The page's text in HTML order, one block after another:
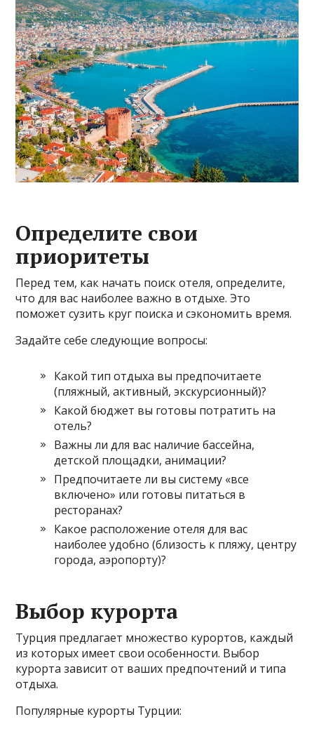
Определите свои
приоритеты
Перед тем, как начать поиск отеля, определите,
что для вас наиболее важно в отдыхе. Это
поможет сузить круг поиска и сэкономить время.
Задайте себе следующие вопросы:
Какой тип отдыха вы предпочитаете
(пляжный, активный, экскурсионный)?
Какой бюджет вы готовы потратить на
отель?
Важны ли для вас наличие бассейна,
детской площадки, анимации?
Предпочитаете ли вы систему «все
включено» или готовы питаться в
ресторанах?
Какое расположение отеля для вас
наиболее удобно (близость к пляжу, центру
города, аэропорту)?
Выбор курорта
Турция предлагает множество курортов, каждый
из которых имеет свои особенности. Выбор
курорта зависит от ваших предпочтений и типа
отдыха.
Популярные курорты Турции: